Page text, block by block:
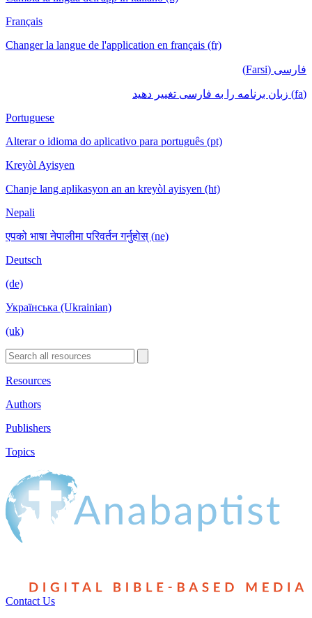
Français
Changer la langue de l'application en français (fr)
فارسی (Farsi)
(fa) زبان برنامه را به فارسی تغییر دهید
Portuguese
Alterar o idioma do aplicativo para português (pt)
Kreyòl Ayisyen
Chanje lang aplikasyon an an kreyòl ayisyen (ht)
Nepali
एपको भाषा नेपालीमा परिवर्तन गर्नुहोस् (ne)
Deutsch
(de)
Українська (Ukrainian)
(uk)
Resources
Authors
Publishers
Topics
Contact Us